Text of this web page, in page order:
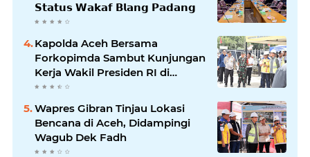
𝗦𝘁𝗮𝘁𝘂𝘀 𝗪𝗮𝗸𝗮𝗳 𝗕𝗹𝗮𝗻𝗴 𝗣𝗮𝗱𝗮𝗻𝗴
Kapolda Aceh Bersama
Forkopimda Sambut Kunjungan
Kerja Wakil Presiden RI di
Kabupaten Bireuen
Wapres Gibran Tinjau Lokasi
Bencana di Aceh, Didampingi
Wagub Dek Fadh